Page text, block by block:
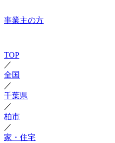
事業主の方
TOP
／
全国
／
千葉県
／
柏市
／
家・住宅